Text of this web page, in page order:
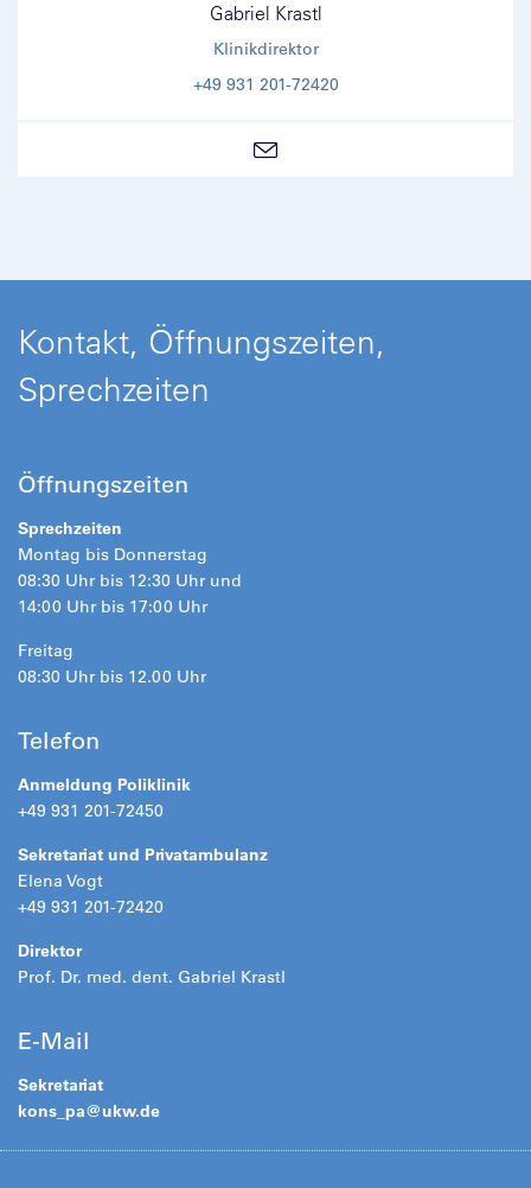
Gabriel Krastl
Klinikdirektor
+49 931 201-72420
Kontakt, Öffnungszeiten,
Sprechzeiten
Öffnungszeiten
Sprechzeiten
Montag bis Donnerstag
08:30 Uhr bis 12:30 Uhr und
14:00 Uhr bis 17:00 Uhr
Freitag
08:30 Uhr bis 12.00 Uhr
Telefon
Anmeldung Poliklinik
+49 931 201-72450
Sekretariat und Privatambulanz
Elena Vogt
+49 931 201-72420
Direktor
Prof. Dr. med. dent. Gabriel Krastl
E-Mail
Sekretariat
kons_pa@ukw.de